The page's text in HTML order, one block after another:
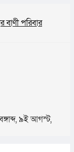
বাণী পরিবার
৯ই আগস্ট,